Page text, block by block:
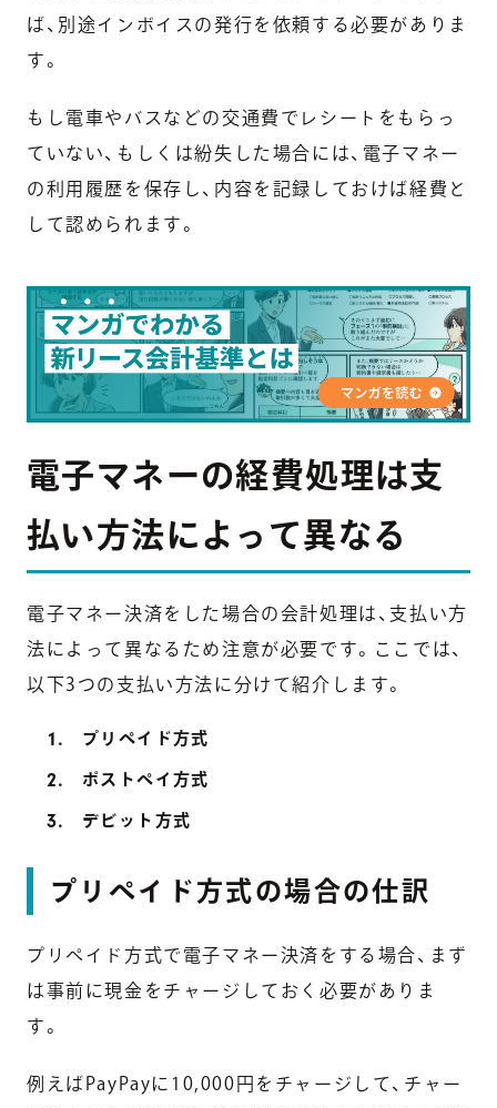
ば、別途インボイスの発行を依頼する必要がありま
す。
もし電車やバスなどの交通費でレシートをもらっ
ていない、もしくは紛失した場合には、電子マネー
の利用履歴を保存し、内容を記録しておけば経費と
して認められます。
電子マネーの経費処理は支
払い方法によって異なる
電子マネー決済をした場合の会計処理は、支払い方
法によって異なるため注意が必要です。ここでは、
以下3つの支払い方法に分けて紹介します。
プリペイド方式
ポストペイ方式
デビット方式
プリペイド方式の場合の仕訳
プリペイド方式で電子マネー決済をする場合、まず
は事前に現金をチャージしておく必要がありま
す。
例えばPayPayに10,000円をチャージして、チャー